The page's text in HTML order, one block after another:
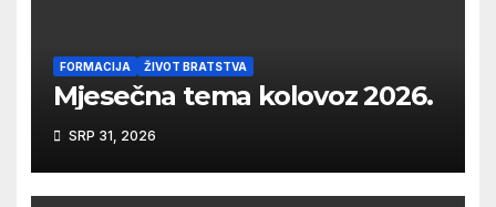
FORMACIJA ŽIVOT BRATSTVA
Mjesečna tema kolovoz 2026.
SRP 31, 2026